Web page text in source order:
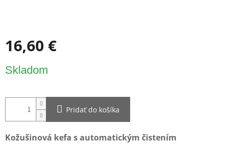
16,60 €
cena:
Skladom
Pridať do košíka
Kožušinová kefa s automatickým čistením